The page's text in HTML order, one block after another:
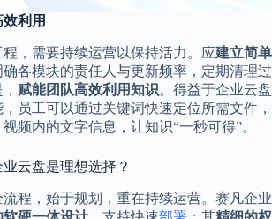
利用
，需要持续运营以保持活力。应建立简单
确各模块的责任人与更新频率，定期清理过
赋能团队高效利用知识。得益于企业云盘
员工可以通过关键词快速定位所需文件，
频内的文字信息，让知识“一秒可得”。
云盘是理想选择？
程，始于规划，重在持续运营。赛凡企业